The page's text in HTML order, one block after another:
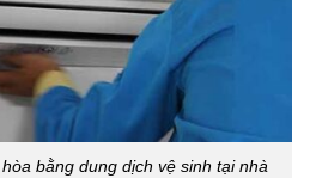
bằng dung dịch vệ sinh tại nhà